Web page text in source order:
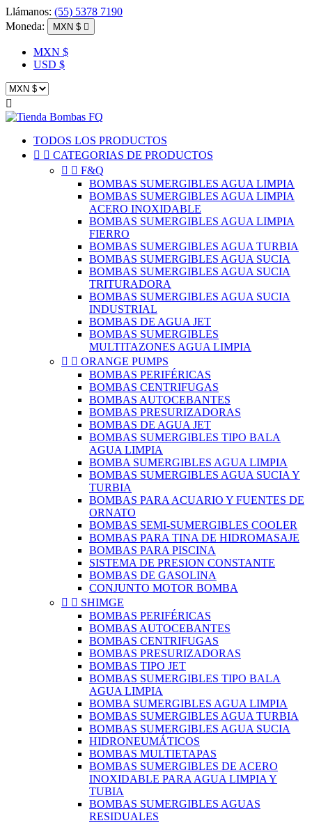
Llámanos: (55) 5378 7190
Moneda:
MXN $ 
MXN $
USD $

TODOS LOS PRODUCTOS
  CATEGORIAS DE PRODUCTOS
  F&Q
BOMBAS SUMERGIBLES AGUA LIMPIA
BOMBAS SUMERGIBLES AGUA LIMPIA
ACERO INOXIDABLE
BOMBAS SUMERGIBLES AGUA LIMPIA
FIERRO
BOMBAS SUMERGIBLES AGUA TURBIA
BOMBAS SUMERGIBLES AGUA SUCIA
BOMBAS SUMERGIBLES AGUA SUCIA
TRITURADORA
BOMBAS SUMERGIBLES AGUA SUCIA
INDUSTRIAL
BOMBAS DE AGUA JET
BOMBAS SUMERGIBLES
MULTITAZONES AGUA LIMPIA
  ORANGE PUMPS
BOMBAS PERIFÉRICAS
BOMBAS CENTRIFUGAS
BOMBAS AUTOCEBANTES
BOMBAS PRESURIZADORAS
BOMBAS DE AGUA JET
BOMBAS SUMERGIBLES TIPO BALA
AGUA LIMPIA
BOMBA SUMERGIBLES AGUA LIMPIA
BOMBAS SUMERGIBLES AGUA SUCIA Y
TURBIA
BOMBAS PARA ACUARIO Y FUENTES DE
ORNATO
BOMBAS SEMI-SUMERGIBLES COOLER
BOMBAS PARA TINA DE HIDROMASAJE
BOMBAS PARA PISCINA
SISTEMA DE PRESION CONSTANTE
BOMBAS DE GASOLINA
CONJUNTO MOTOR BOMBA
  SHIMGE
BOMBAS PERIFÉRICAS
BOMBAS AUTOCEBANTES
BOMBAS CENTRIFUGAS
BOMBAS PRESURIZADORAS
BOMBAS TIPO JET
BOMBAS SUMERGIBLES TIPO BALA
AGUA LIMPIA
BOMBA SUMERGIBLES AGUA LIMPIA
BOMBAS SUMERGIBLES AGUA TURBIA
BOMBAS SUMERGIBLES AGUA SUCIA
HIDRONEUMÁTICOS
BOMBAS MULTIETAPAS
BOMBAS SUMERGIBLES DE ACERO
INOXIDABLE PARA AGUA LIMPIA Y
TUBIA
BOMBAS SUMERGIBLES AGUAS
RESIDUALES